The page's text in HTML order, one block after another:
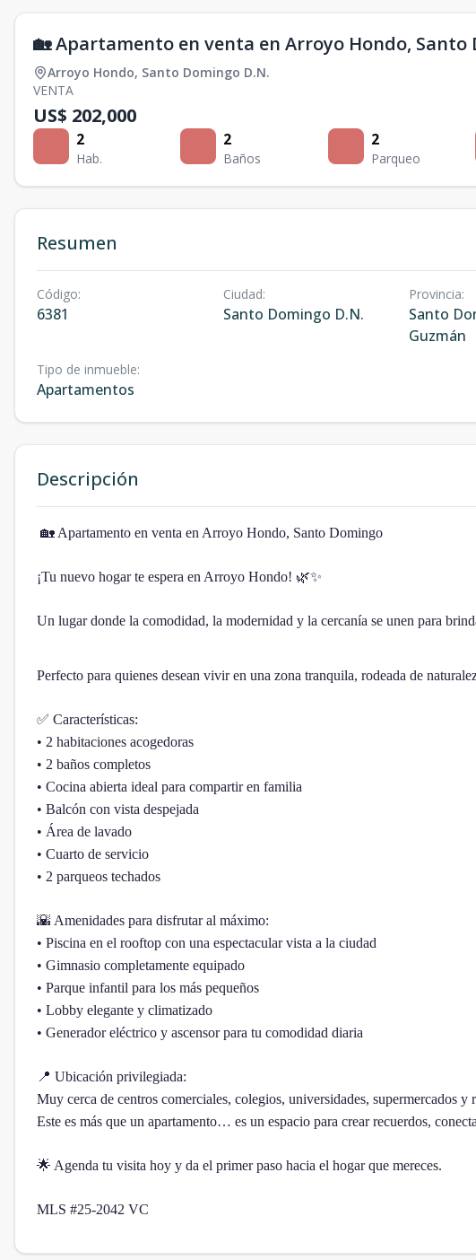
🏡 Apartamento en venta en Arroyo Hondo, Santo
Arroyo Hondo, Santo Domingo D.N.
VENTA
US$ 202,000
2
Hab.
2
Baños
2
Parqueo
Resumen
Código:
6381
Ciudad:
Santo Domingo D.N.
Provincia:
Santo
Guzmán
Tipo de inmueble:
Apartamentos
Descripción
🏡 Apartamento en venta en Arroyo Hondo, Santo Domingo
¡Tu nuevo hogar te espera en Arroyo Hondo! 🌿✨
Un lugar donde la comodidad, la modernidad y la cercanía se unen para
Perfecto para quienes desean vivir en una zona tranquila, rodeada de
✅ Características:
• 2 habitaciones acogedoras
• 2 baños completos
• Cocina abierta ideal para compartir en familia
• Balcón con vista despejada
• Área de lavado
• Cuarto de servicio
• 2 parqueos techados
🌇 Amenidades para disfrutar al máximo:
• Piscina en el rooftop con una espectacular vista a la ciudad
• Gimnasio completamente equipado
• Parque infantil para los más pequeños
• Lobby elegante y climatizado
• Generador eléctrico y ascensor para tu comodidad diaria
📍 Ubicación privilegiada:
Muy cerca de centros comerciales, colegios, universidades, supermercados y
Este es más que un apartamento… es un espacio para crear recuerdos,
🌟 Agenda tu visita hoy y da el primer paso hacia el hogar que mereces.
MLS #25-2042 VC